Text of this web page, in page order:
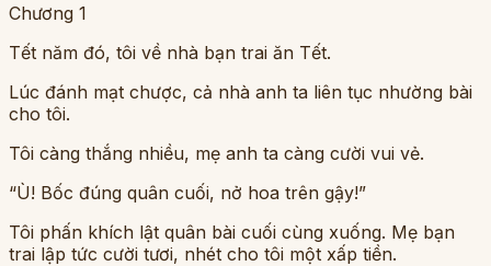
Chương 1
Tết năm đó, tôi về nhà bạn trai ăn Tết.
Lúc đánh mạt chược, cả nhà anh ta liên tục nhường bài
cho tôi.
Tôi càng thắng nhiều, mẹ anh ta càng cười vui vẻ.
“Ù! Bốc đúng quân cuối, nở hoa trên gậy!”
Tôi phấn khích lật quân bài cuối cùng xuống. Mẹ bạn
trai lập tức cười tươi, nhét cho tôi một xấp tiền.